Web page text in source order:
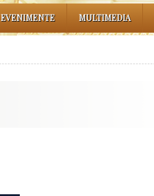
EVENIMENTE MULTIMEDIA